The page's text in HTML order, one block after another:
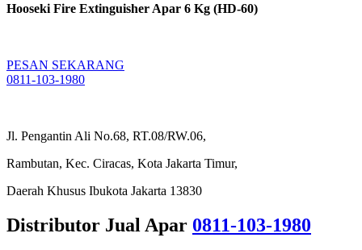
Hooseki Fire Extinguisher Apar 6 Kg (HD-60)
PESAN SEKARANG
0811-103-1980
Jl. Pengantin Ali No.68, RT.08/RW.06,
Rambutan, Kec. Ciracas, Kota Jakarta Timur,
Daerah Khusus Ibukota Jakarta 13830
Distributor Jual Apar 0811-103-1980